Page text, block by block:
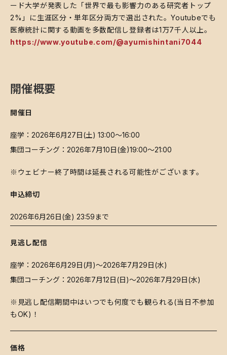
ード大学が発表した「世界で最も影響力のある研究者トップ
2%」に生涯区分・単年区分両方で選出された。Youtubeでも
医療統計に関する動画を多数配信し登録者は1万7千人以上。
https://www.youtube.com/@ayumishintani7044
開催概要
開催日
​座学：2026年6月27日(土) 13:00～16:00
​集団コーチング：2026年7月10日(金)19:00～21:00
​※ウェビナー終了時間は延長される可能性がございます。
申込締切
​2026年6月26日(金) 23:59まで
見逃し配信
​座学：2026年6月29日(月)～2026年7月29日(水)
​集団コーチング：2026年7月12日(日)～2026年7月29日(水)
​※見逃し配信期間中はいつでも何度でも観られる(当日不参加
もOK)！
価格